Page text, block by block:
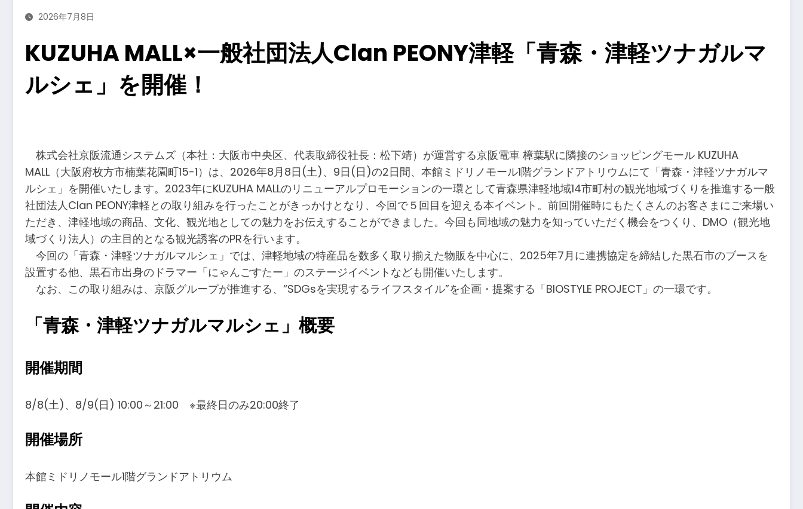
2026年7月8日
KUZUHA MALL×一般社団法人Clan PEONY津軽「青森・津軽ツナガルマ
ルシェ」を開催！
株式会社京阪流通システムズ（本社：大阪市中央区、代表取締役社長：松下靖）が運営する京阪電車 樟葉駅に隣接のショッピングモール KUZUHA
MALL（大阪府枚方市楠葉花園町15-1）は、2026年8月8日(土)、9日(日)の2日間、本館ミドリノモール1階グランドアトリウムにて「青森・津軽ツナガルマ
ルシェ」を開催いたします。2023年にKUZUHA MALLのリニューアルプロモーションの一環として青森県津軽地域14市町村の観光地域づくりを推進する一般
社団法人Clan PEONY津軽との取り組みを行ったことがきっかけとなり、今回で５回目を迎える本イベント。前回開催時にもたくさんのお客さまにご来場い
ただき、津軽地域の商品、文化、観光地としての魅力をお伝えすることができました。今回も同地域の魅力を知っていただく機会をつくり、DMO（観光地
域づくり法人）の主目的となる観光誘客のPRを行います。
今回の「青森・津軽ツナガルマルシェ」では、津軽地域の特産品を数多く取り揃えた物販を中心に、2025年7月に連携協定を締結した黒石市のブースを
設置する他、黒石市出身のドラマー「にゃんごすたー」のステージイベントなども開催いたします。
なお、この取り組みは、京阪グループが推進する、“SDGsを実現するライフスタイル”を企画・提案する「BIOSTYLE PROJECT」の一環です。
「青森・津軽ツナガルマルシェ」概要
開催期間
8/8(土)、8/9(日) 10:00～21:00 ※最終日のみ20:00終了
開催場所
本館ミドリノモール1階グランドアトリウム